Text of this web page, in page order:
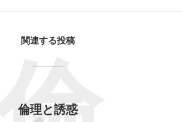
関連する投稿
倫理と誘惑